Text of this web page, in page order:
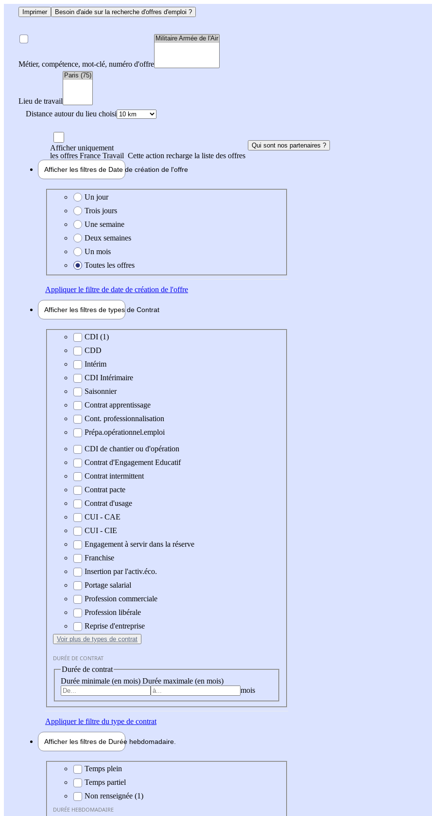
Imprimer Besoin d'aide sur la recherche d'offres d'emploi ?
Métier, compétence, mot-clé, numéro d'offre
Lieu de travail
Distance autour du lieu choisi
Afficher uniquement
les offres France Travail Cette action recharge la liste des offres
Qui sont nos partenaires ?
Afficher les filtres de Date de création de l'offre
Date de création de l'offre
Un jour
Trois jours
Une semaine
Deux semaines
Un mois
Toutes les offres
Appliquerle filtre de date de création de l'offre
Afficher les filtres de types de Contrat
Type de contrat
CDI (1)
CDD
Intérim
CDI Intérimaire
Saisonnier
Contrat apprentissage
Cont. professionnalisation
Prépa.opérationnel.emploi
CDI de chantier ou d'opération
Contrat d'Engagement Educatif
Contrat intermittent
Contrat pacte
Contrat d'usage
CUI - CAE
CUI - CIE
Engagement à servir dans la réserve
Franchise
Insertion par l'activ.éco.
Portage salarial
Profession commerciale
Profession libérale
Reprise d'entreprise
Voir plus de types de contrat
DURÉE DE CONTRAT
Durée de contrat
Durée minimale (en mois) Durée maximale (en mois)
mois
Appliquerle filtre du type de contrat
Afficher les filtres de Durée hebdomadaire
Durée hebdomadaire
Temps plein
Temps partiel
Non renseignée (1)
DURÉE HEBDOMADAIRE